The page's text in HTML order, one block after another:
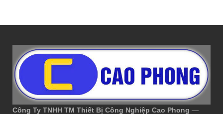
Công Ty TNHH TM Thiết Bị Công Nghiệp Cao Phong —